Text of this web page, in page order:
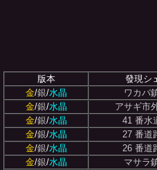
版本
發現シ
金/銀/水晶
ワカバ
金/銀/水晶
アサギ市
金/銀/水晶
41 番水
金/銀/水晶
27 番道
金/銀/水晶
26 番道
金/銀/水晶
マサラ